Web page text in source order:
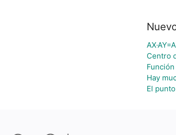
Centro
Hay
El